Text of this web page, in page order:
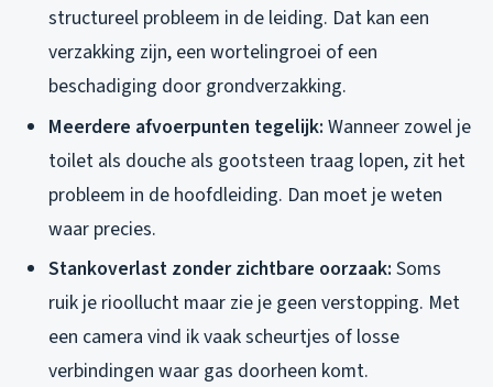
structureel probleem in de leiding. Dat kan een
verzakking zijn, een wortelingroei of een
beschadiging door grondverzakking.
Meerdere afvoerpunten tegelijk: Wanneer zowel je
toilet als douche als gootsteen traag lopen, zit het
probleem in de hoofdleiding. Dan moet je weten
waar precies.
Stankoverlast zonder zichtbare oorzaak: Soms
ruik je rioollucht maar zie je geen verstopping. Met
een camera vind ik vaak scheurtjes of losse
verbindingen waar gas doorheen komt.